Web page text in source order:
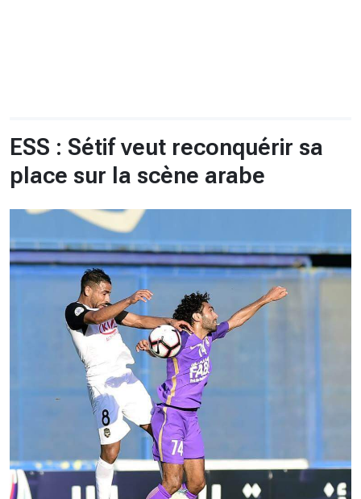
ESS : Sétif veut reconquérir sa
place sur la scène arabe